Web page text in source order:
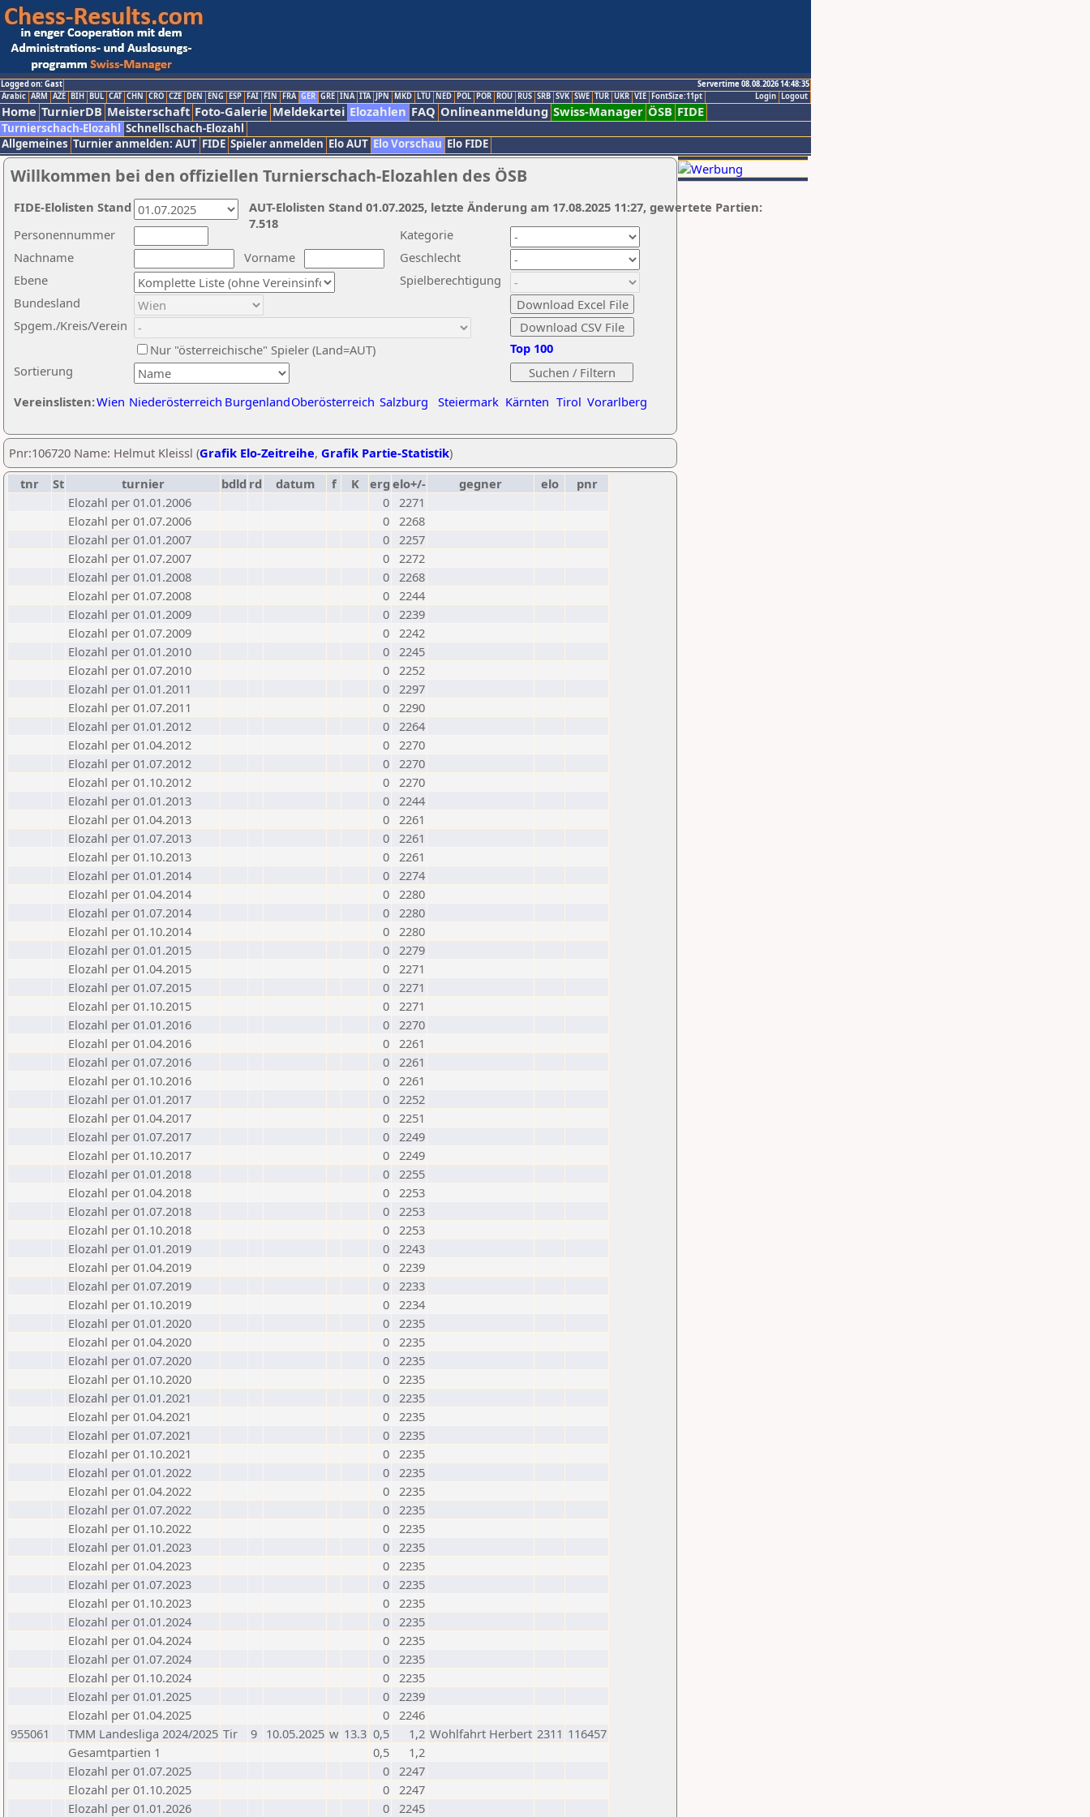
Logged on: Gast
Servertime 08.08.2026 14:48:35
Logout
Login
Arabic ARM AZE BIH BUL CAT CHN CRO CZE DEN ENG ESP FAI FIN FRA GER GRE INA ITA JPN MKD LTU NED POL POR ROU RUS SRB SVK SWE TUR UKR VIE FontSize:11pt
Home TurnierDB Meisterschaft Foto-Galerie Meldekartei Elozahlen FAQ Onlineanmeldung Swiss-Manager ÖSB FIDE
Turnierschach-Elozahl Schnellschach-Elozahl
Allgemeines Turnier anmelden: AUT FIDE Spieler anmelden Elo AUT Elo Vorschau Elo FIDE
Willkommen bei den offiziellen Turnierschach-Elozahlen des ÖSB
Nachname
Vorname
Ebene
Kategorie
Sortierung
Personennummer
Bundesland
Spgem./Kreis/Verein
Geschlecht
Nur "österreichische" Spieler (Land=AUT)
Spielberechtigung
Vereinslisten:Wien Niederösterreich BurgenlandOberösterreich Salzburg Steiermark Kärnten Tirol Vorarlberg
Top 100
AUT-Elolisten Stand 01.07.2025, letzte Änderung am 17.08.2025 11:27, gewertete Partien:
7.518
FIDE-Elolisten Stand
Pnr:106720 Name: Helmut Kleissl (Grafik Elo-Zeitreihe, Grafik Partie-Statistik)
tnr
St turnier bdld rd datum f K erg elo+/- gegner elo
pnr
Elozahl per 01.01.2006
0 2271
Elozahl per 01.07.2006
0 2268
Elozahl per 01.01.2007
0 2257
Elozahl per 01.07.2007
0 2272
Elozahl per 01.01.2008
0 2268
Elozahl per 01.07.2008
0 2244
Elozahl per 01.01.2009
0 2239
Elozahl per 01.07.2009
0 2242
Elozahl per 01.01.2010
0 2245
Elozahl per 01.07.2010
0 2252
Elozahl per 01.01.2011
0 2297
Elozahl per 01.07.2011
0 2290
Elozahl per 01.01.2012
0 2264
Elozahl per 01.04.2012
0 2270
Elozahl per 01.07.2012
0 2270
Elozahl per 01.10.2012
0 2270
Elozahl per 01.01.2013
0 2244
Elozahl per 01.04.2013
0 2261
Elozahl per 01.07.2013
0 2261
Elozahl per 01.10.2013
0 2261
Elozahl per 01.01.2014
0 2274
Elozahl per 01.04.2014
0 2280
Elozahl per 01.07.2014
0 2280
Elozahl per 01.10.2014
0 2280
Elozahl per 01.01.2015
0 2279
Elozahl per 01.04.2015
0 2271
Elozahl per 01.07.2015
0 2271
Elozahl per 01.10.2015
0 2271
Elozahl per 01.01.2016
0 2270
Elozahl per 01.04.2016
0 2261
Elozahl per 01.07.2016
0 2261
Elozahl per 01.10.2016
0 2261
Elozahl per 01.01.2017
0 2252
Elozahl per 01.04.2017
0 2251
Elozahl per 01.07.2017
0 2249
Elozahl per 01.10.2017
0 2249
Elozahl per 01.01.2018
0 2255
Elozahl per 01.04.2018
0 2253
Elozahl per 01.07.2018
0 2253
Elozahl per 01.10.2018
0 2253
Elozahl per 01.01.2019
0 2243
Elozahl per 01.04.2019
0 2239
Elozahl per 01.07.2019
0 2233
Elozahl per 01.10.2019
0 2234
Elozahl per 01.01.2020
0 2235
Elozahl per 01.04.2020
0 2235
Elozahl per 01.07.2020
0 2235
Elozahl per 01.10.2020
0 2235
Elozahl per 01.01.2021
0 2235
Elozahl per 01.04.2021
0 2235
Elozahl per 01.07.2021
0 2235
Elozahl per 01.10.2021
0 2235
Elozahl per 01.01.2022
0 2235
Elozahl per 01.04.2022
0 2235
Elozahl per 01.07.2022
0 2235
Elozahl per 01.10.2022
0 2235
Elozahl per 01.01.2023
0 2235
Elozahl per 01.04.2023
0 2235
Elozahl per 01.07.2023
0 2235
Elozahl per 01.10.2023
0 2235
Elozahl per 01.01.2024
0 2235
Elozahl per 01.04.2024
0 2235
Elozahl per 01.07.2024
0 2235
Elozahl per 01.10.2024
0 2235
Elozahl per 01.01.2025
0 2239
Elozahl per 01.04.2025
0 2246
955061
TMM Landesliga 2024/2025 Tir 9 10.05.2025 w 13.3 0,5 1,2 Wohlfahrt Herbert 2311 116457
Gesamtpartien 1
0,5
1,2
Elozahl per 01.07.2025
0 2247
Elozahl per 01.10.2025
0 2247
Elozahl per 01.01.2026
0 2245